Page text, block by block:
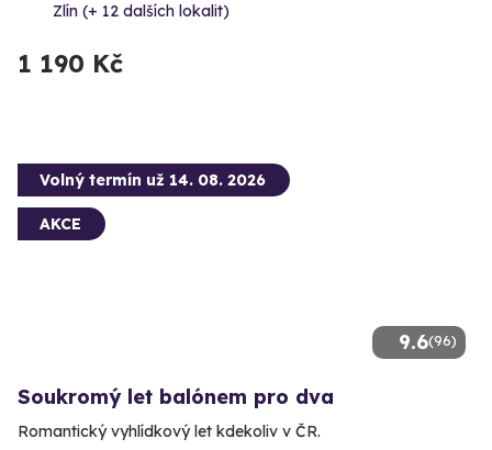
Zlín (+ 12 dalších lokalit)
1 190 Kč
9.6(96)
Volný termín už 14. 08. 2026
AKCE
Soukromý let balónem pro dva
Romantický vyhlídkový let kdekoliv v ČR.